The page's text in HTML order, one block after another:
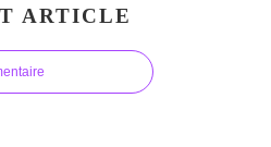
ARTICLE